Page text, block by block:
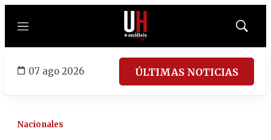
Menú
Mostrar
07 ago 2026 ÚLTIMAS NOTICIAS
Nacionales